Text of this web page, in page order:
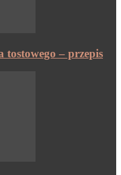
tostowego – przepis